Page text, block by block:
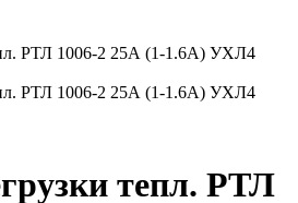
тепл. РТЛ